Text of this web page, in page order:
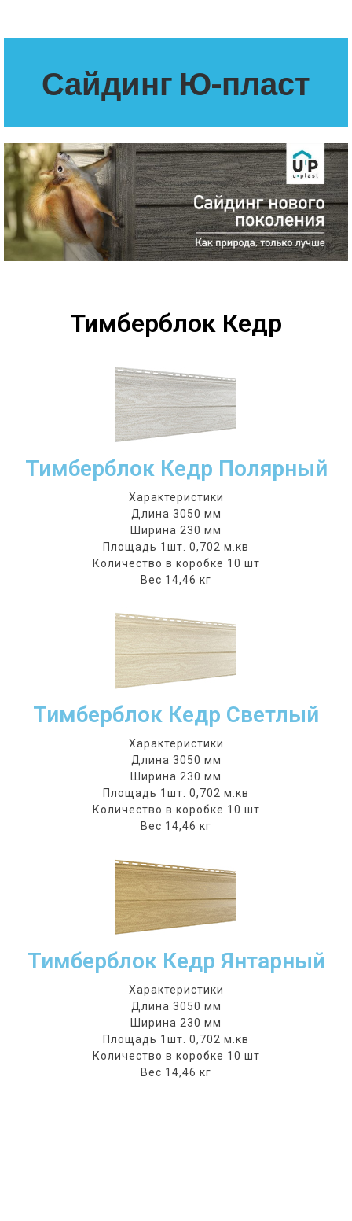
Сайдинг Ю-пласт
Тимберблок Кедр
Тимберблок Кедр Полярный
Характеристики
Длина 3050 мм
Ширина 230 мм
Площадь 1шт. 0,702 м.кв
Количество в коробке 10 шт
Вес 14,46 кг
Тимберблок Кедр Светлый
Характеристики
Длина 3050 мм
Ширина 230 мм
Площадь 1шт. 0,702 м.кв
Количество в коробке 10 шт
Вес 14,46 кг
Тимберблок Кедр Янтарный
Характеристики
Длина 3050 мм
Ширина 230 мм
Площадь 1шт. 0,702 м.кв
Количество в коробке 10 шт
Вес 14,46 кг